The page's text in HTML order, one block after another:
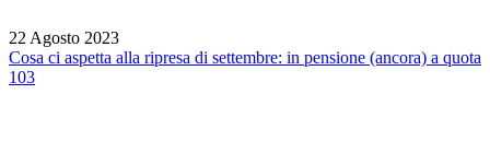
22 Agosto 2023
Cosa ci aspetta alla ripresa di settembre: in pensione (ancora) a quota
103